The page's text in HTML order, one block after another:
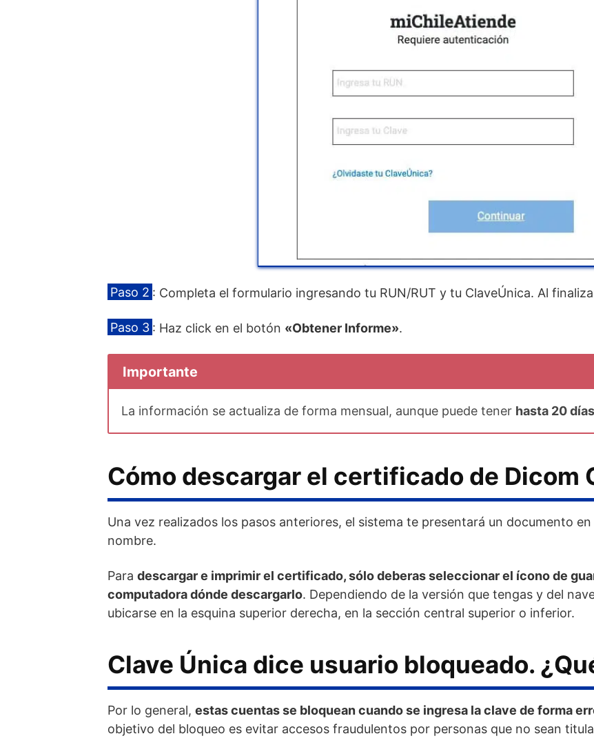
Paso 2 : Completa el formulario ingresando tu RUN/RUT y tu ClaveÚnica. Al
Paso 3 : Haz click en el botón «Obtener Informe».
Importante
La información se actualiza de forma mensual, aunque puede tener hasta 20
Cómo descargar el certificado de Dicom
Una vez realizados los pasos anteriores, el sistema te presentará un documento
nombre.
Para descargar e imprimir el certificado, sólo deberas seleccionar el ícono de
computadora dónde descargarlo. Dependiendo de la versión que tengas y del
ubicarse en la esquina superior derecha, en la sección central superior o inferior.
Clave Única dice usuario bloqueado.
Por lo general, estas cuentas se bloquean cuando se ingresa la clave de forma
objetivo del bloqueo es evitar accesos fraudulentos por personas que no sean